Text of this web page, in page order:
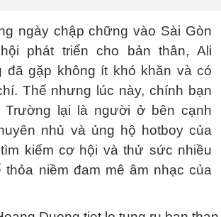
ngày chập chững vào Sài Gòn
phát triển cho bản thân, Ali
đã gặp không ít khó khăn và có
Thế nhưng lúc này, chính bạn
Trường lại là người ở bên cạnh
nhủ và ủng hộ hotboy của
kiếm cơ hội và thử sức nhiều
thỏa niềm đam mê âm nhạc của